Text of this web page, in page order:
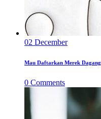
02 December
Mau Daftarkan Merek
0 Comments